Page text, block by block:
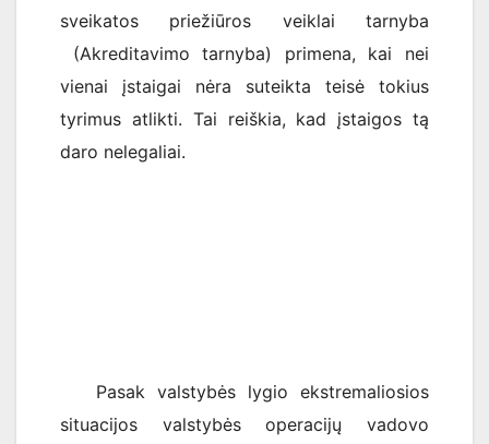
sveikatos priežiūros veiklai tarnyba
(Akreditavimo tarnyba) primena, kai nei
vienai įstaigai nėra suteikta teisė tokius
tyrimus atlikti. Tai reiškia, kad įstaigos tą
daro nelegaliai.
Pasak valstybės lygio ekstremaliosios
situacijos valstybės operacijų vadovo